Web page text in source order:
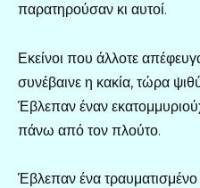
παρατηρούσαν κι αυτοί.
Εκείνοι που άλλοτε
συνέβαινε η κακία, τώρα
Έβλεπαν έναν
πάνω από τον πλούτο.
Έβλεπαν ένα